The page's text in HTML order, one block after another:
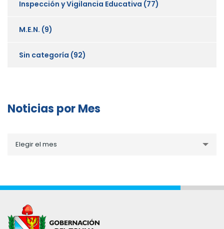
Inspección y Vigilancia Educativa (77)
M.E.N. (9)
Sin categoría (92)
Noticias por Mes
porElegir el mes